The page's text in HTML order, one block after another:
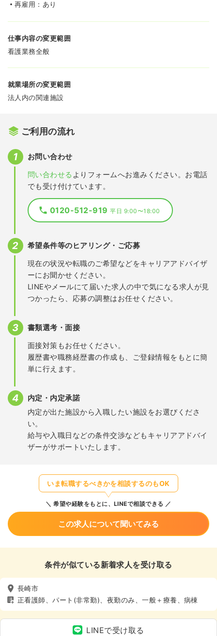
再雇用：あり
仕事内容の変更範囲
看護業務全般
就業場所の変更範囲
法人内の関連施設
ご利用の流れ
お問い合わせ
問い合わせる よりフォームへお進みください。お電話
でも受け付けています。
0120-512-919平日 9:00〜18:00
希望条件等のヒアリング・ご応募
現在の状況や転職のご希望などをキャリアアドバイザ
ーにお聞かせください。
LINEやメールにて届いた求人の中で気になる求人が見
つかったら、応募の調整はお任せください。
書類選考・面接
面接対策もお任せください。
履歴書や職務経歴書の作成も、ご登録情報をもとに簡
単に行えます。
内定・内定承諾
内定が出た施設から入職したい施設をお選びくださ
い。
給与や入職日などの条件交渉などもキャリアアドバイ
ザーがサポートいたします。
いま転職するべきかを相談するのもOK
希望や経験をもとに、LINEで相談できる
この求人について聞いてみる
条件が似ている新着求人を受け取る
長崎市
正看護師、パート(非常勤)、夜勤のみ、一般＋療養、病棟
LINEで受け取る